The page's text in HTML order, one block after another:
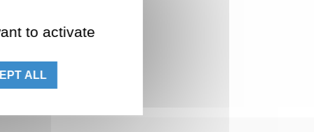
to activate
ALL